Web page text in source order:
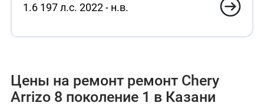
1.6 197 л.с. 2022 - н.в.
Цены на ремонт ремонт Chery
Arrizo 8 поколение 1 в Казани